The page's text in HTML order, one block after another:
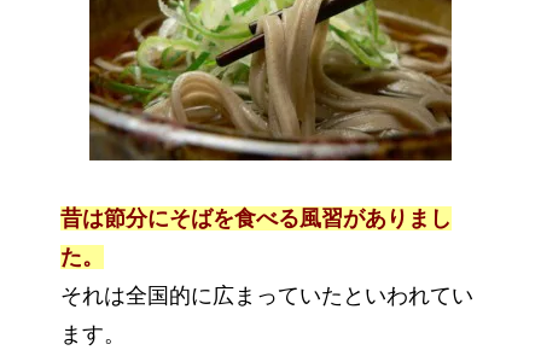
昔は節分にそばを食べる風習がありまし
た。
それは全国的に広まっていたといわれてい
ます。